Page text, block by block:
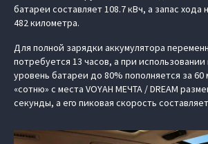
батареи составляет 108.7 кВч, а запас хода
482 километра.
Для полной зарядки аккумулятора
потребуется 13 часов, а при использовании
уровень батареи до 80% пополняется за
«сотню» с места VOYAH МЕЧТА / DREAM
секунды, а его пиковая скорость